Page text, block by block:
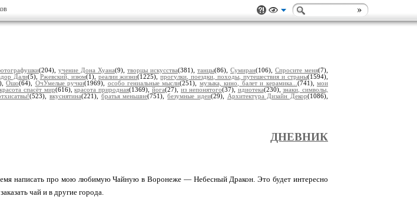
(204), учение Дона Хуана(9), творцы искусства(381), танцы(86), Сумиран(106), Спросите меня(7),
Дали(5), Ржевский, изюм(1), реалии жизни(1225),прогулки, поездки, походы, путешествия и страны(1594),
Ошо(64), ОчУмелые ручки(1969), особо гениальные мысли(251), музыка, кино, балет и керамика... (741), мои
красота спасёт мир(616),красота природная(1369),йога(27), из непонятого(37), идиотека(230),знаки, символы,
(523),вкуснятина(221), братья меньшие(751),безумные идеи(29), Архитектура Дизайн Декор(1086),
ДНЕВНИК
написать про мою любимую Чайную в Воронеже — Небесный Дракон. Это будет интересно
чай и в другие города.